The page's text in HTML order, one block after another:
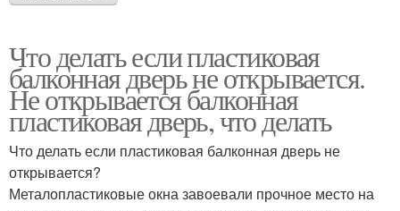
Что делать если пластиковая
балконная дверь не открывается.
Не открывается балконная
пластиковая дверь, что делать
Что делать если пластиковая балконная дверь не
открывается?
Металопластиковые окна завоевали прочное место на